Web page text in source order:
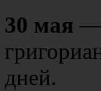
30 мая —
дней.